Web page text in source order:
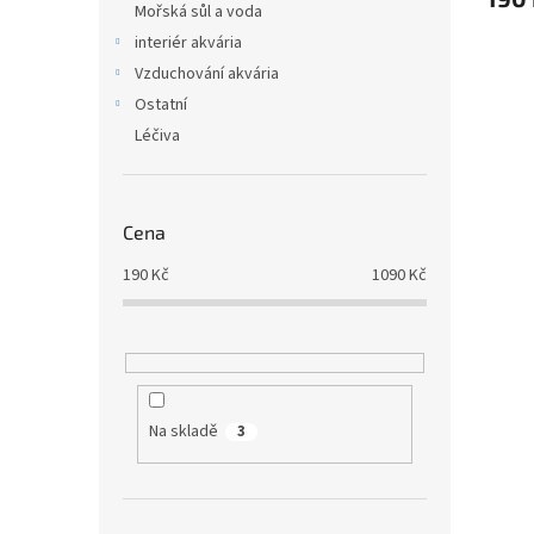
Mořská sůl a voda
interiér akvária
Vzduchování akvária
Ostatní
Léčiva
Cena
190Kč 1090Kč
Na skladě 3